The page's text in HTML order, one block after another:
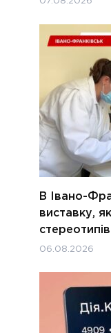
В Івано-
виставку,
06.08.2026